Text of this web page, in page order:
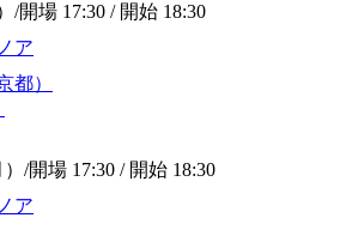
/開場 17:30 / 開始 18:30
ア
都）
/開場 17:30 / 開始 18:30
ア